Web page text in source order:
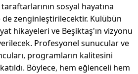
sosyal hayatına
zenginleştirilecektir. Kulübün
hikayeleri ve Beşiktaş'ın vizyonu
Profesyonel sunucular ve
programların kalitesini
Böylece, hem eğlenceli hem